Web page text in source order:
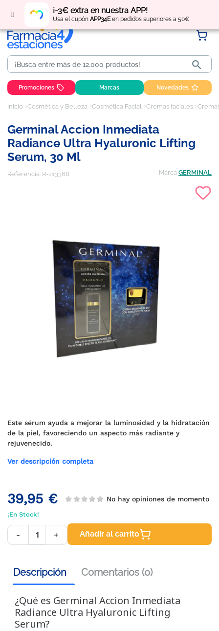
¡-3€ extra en nuestra APP!
Usa el cupón APP34Een pedidos superiores a 50€
Regístratey obtén puntos por tus compras

Promociones Marcas Novedades
Inicio Cosmética y Belleza Cosmética Facial Cremas faciales
Germinal Accion Inmediata
Radiance Ultra Hyaluronic Lifting
Serum, 30 Ml
Referencia: R-213368 Marca GERMINAL
Este sérum ayuda a mejorar la luminosidad y la hidratación
de la piel, favoreciendo un aspecto más radiante y
rejuvenecido.
Ver descripción completa
39,95 € No hay opiniones de momento
¡En Stock!
- + Añadir al carrito
Descripción Comentarios (0)
¿Qué es Germinal Accion Inmediata
Radiance Ultra Hyaluronic Lifting
Serum?